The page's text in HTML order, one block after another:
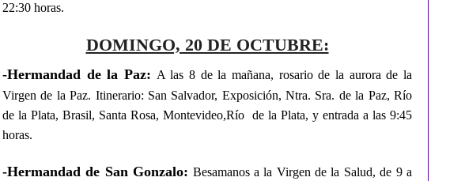
22:30 horas.
DOMINGO, 20 DE OCTUBRE:
-Hermandad de la Paz: A las 8 de la mañana, rosario de la aurora de la
Virgen de la Paz. Itinerario: San Salvador, Exposición, Ntra. Sra. de la Paz, Río
de la Plata, Brasil, Santa Rosa, Montevideo,Río de la Plata, y entrada a las 9:45
horas.
-Hermandad de San Gonzalo: Besamanos a la Virgen de la Salud, de 9 a